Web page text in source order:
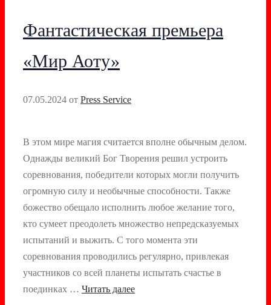
Фантастическая премьера
«Мир Аоту»
07.05.2024 от Press Service
В этом мире магия считается вполне обычным делом.
Однажды великий Бог Творения решил устроить
соревнования, победители которых могли получить
огромную силу и необычные способности. Также
божество обещало исполнить любое желание того,
кто сумеет преодолеть множество непредсказуемых
испытаний и выжить. С того момента эти
соревнования проводились регулярно, привлекая
участников со всей планеты испытать счастье в
поединках … Читать далее